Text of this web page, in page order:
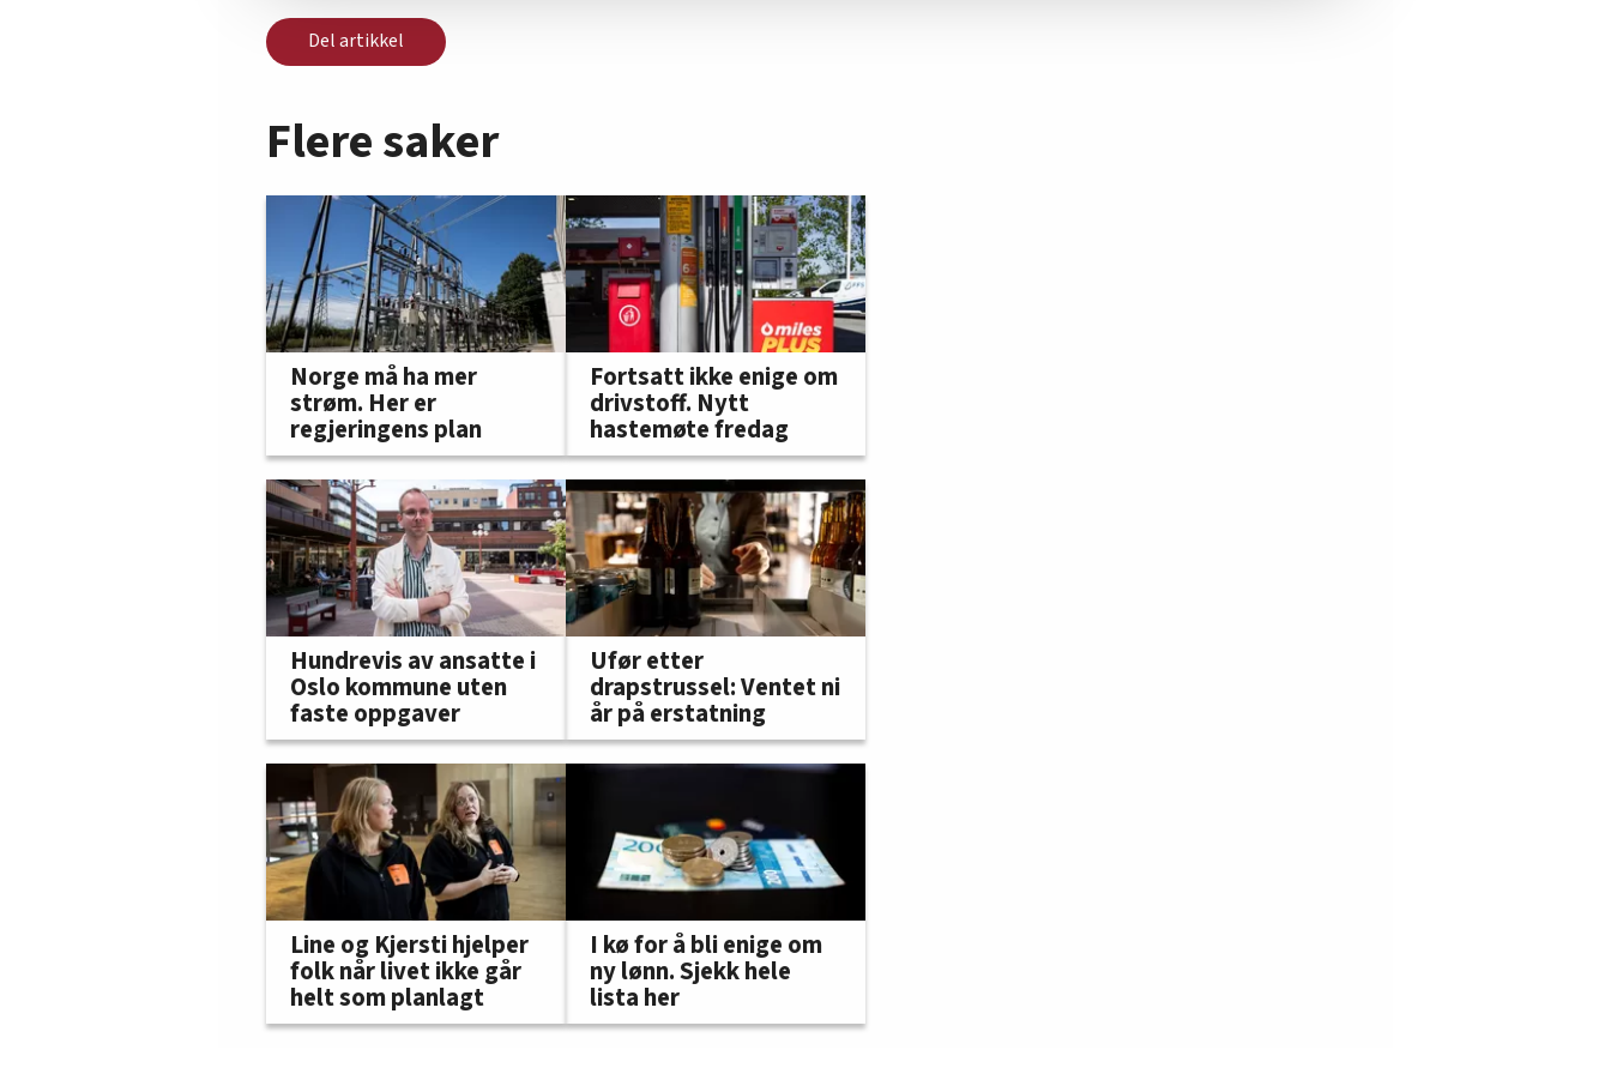
Del artikkel
Flere saker
Norge må ha mer
strøm. Her er
regjeringens plan
Fortsatt ikke enige om
drivstoff. Nytt
hastemøte fredag
Hundrevis av ansatte i
Oslo kommune uten
faste oppgaver
Ufør etter
drapstrussel: Ventet ni
år på erstatning
Line og Kjersti hjelper
folk når livet ikke går
helt som planlagt
I kø for å bli enige om
ny lønn. Sjekk hele
lista her